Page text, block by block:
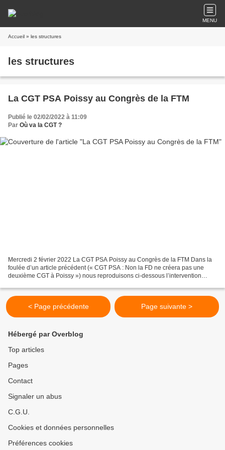
MENU
Accueil » les structures
les structures
La CGT PSA Poissy au Congrès de la FTM
Publié le 02/02/2022 à 11:09
Par Où va la CGT ?
Mercredi 2 février 2022 La CGT PSA Poissy au Congrès de la FTM Dans la
foulée d’un article précédent (« CGT PSA : Non la FD ne créera pas une
deuxième CGT à Poissy ») nous reproduisons ci-dessous l’intervention
< Page précédente Page suivante >
Hébergé par Overblog
Top articles
Pages
Contact
Signaler un abus
C.G.U.
Cookies et données personnelles
Préférences cookies